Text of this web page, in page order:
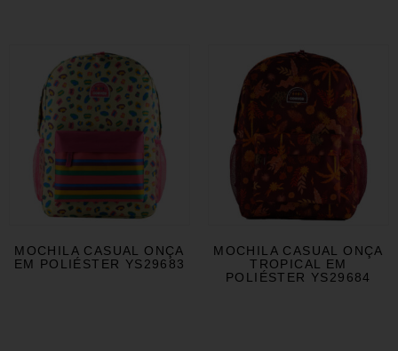
MOCHILA CASUAL ONÇA
EM POLIÉSTER YS29683
MOCHILA CASUAL ONÇA
TROPICAL EM
POLIÉSTER YS29684